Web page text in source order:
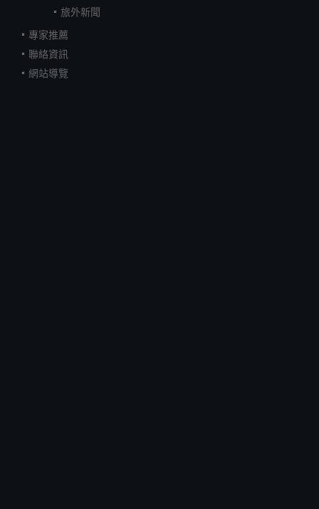
旅外新聞
專家推薦
聯絡資訊
網站導覽